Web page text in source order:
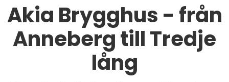
Akia Brygghus - från
Anneberg till Tredje
lång